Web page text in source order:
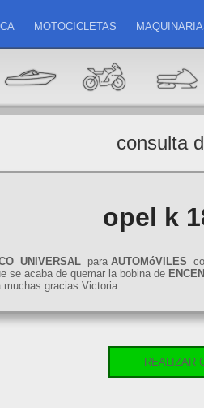
MOTOCICLETAS
consulta
opel k
UNIVERSALpara AUTOMóVILES
se acaba de quemar la bobina de
muchas gracias Victoria
REALIZAR